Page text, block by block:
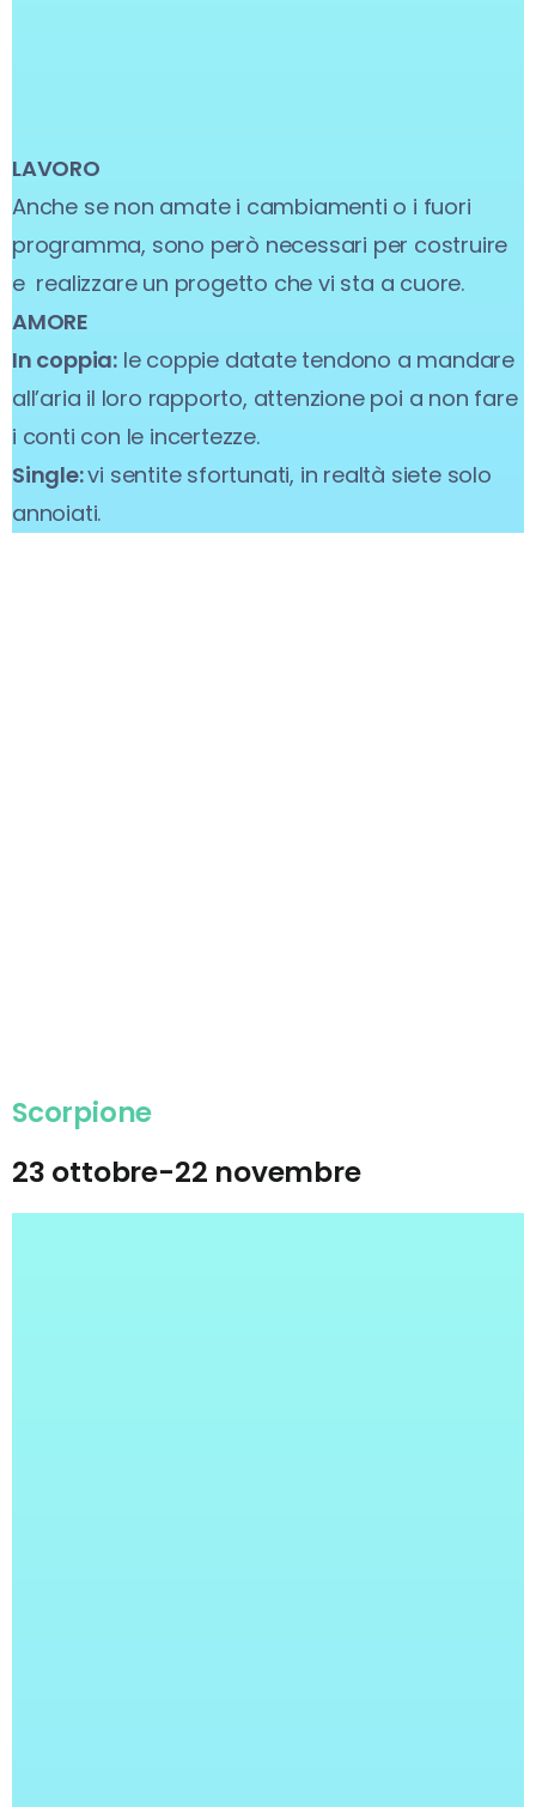
LAVORO
Anche se non amate i cambiamenti o i fuori
programma, sono però necessari per costruire
e realizzare un progetto che vi sta a cuore.
AMORE
In coppia: le coppie datate tendono a mandare
all’aria il loro rapporto, attenzione poi a non fare
i conti con le incertezze.
Single:vi sentite sfortunati, in realtà siete solo
annoiati.
Scorpione
23 ottobre-22 novembre